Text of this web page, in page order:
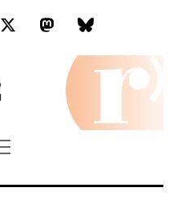
TwitterMastodonBluesky
Menu